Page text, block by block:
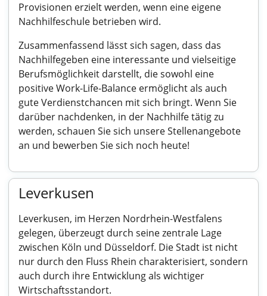
Provisionen erzielt werden, wenn eine eigene
Nachhilfeschule betrieben wird.
Zusammenfassend lässt sich sagen, dass das
Nachhilfegeben eine interessante und vielseitige
Berufsmöglichkeit darstellt, die sowohl eine
positive Work-Life-Balance ermöglicht als auch
gute Verdienstchancen mit sich bringt. Wenn Sie
darüber nachdenken, in der Nachhilfe tätig zu
werden, schauen Sie sich unsere Stellenangebote
an und bewerben Sie sich noch heute!
Leverkusen
Leverkusen, im Herzen Nordrhein-Westfalens
gelegen, überzeugt durch seine zentrale Lage
zwischen Köln und Düsseldorf. Die Stadt ist nicht
nur durch den Fluss Rhein charakterisiert, sondern
auch durch ihre Entwicklung als wichtiger
Wirtschaftsstandort.